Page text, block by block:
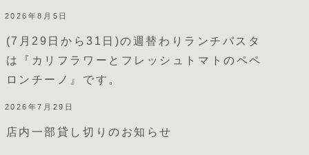
2026年8月5日
(7月29日から31日)の週替わりランチパスタ
は『カリフラワーとフレッシュトマトのペペ
ロンチーノ』です。
2026年7月29日
店内一部貸し切りのお知らせ